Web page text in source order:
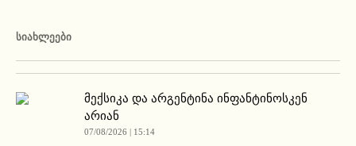
ᲡᲘᲐᲮᲚᲔᲔᲑᲘ
მექსიკა და არგენტინა ინფანტინოსკენ
არიან
07/08/2026 | 15:14